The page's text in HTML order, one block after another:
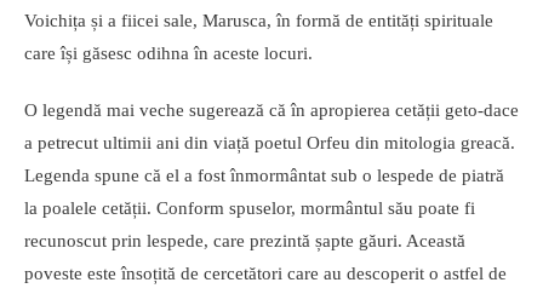
Voichița și a fiicei sale, Marusca, în formă de entități spirituale
care își găsesc odihna în aceste locuri.
O legendă mai veche sugerează că în apropierea cetății geto-dace
a petrecut ultimii ani din viață poetul Orfeu din mitologia greacă.
Legenda spune că el a fost înmormântat sub o lespede de piatră
la poalele cetății. Conform spuselor, mormântul său poate fi
recunoscut prin lespede, care prezintă șapte găuri. Această
poveste este însoțită de cercetători care au descoperit o astfel de